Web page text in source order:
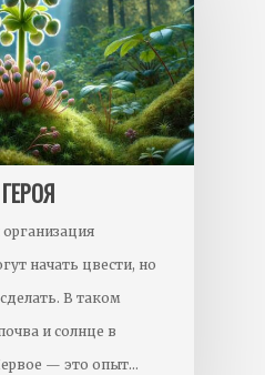
начать цвести, но
В таком
и солнце в
— это опыт…